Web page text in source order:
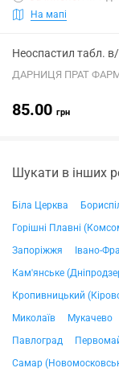
На мапі
Неоспастил табл.
ДАРНИЦЯ ПРАТ
85.00 грн
Шукати в інших
Біла Церква
Горішні Плавні
Запоріжжя
Івано-
Кам'янське
Кропивницький
Миколаїв
Мукачево
Павлоград
Самар